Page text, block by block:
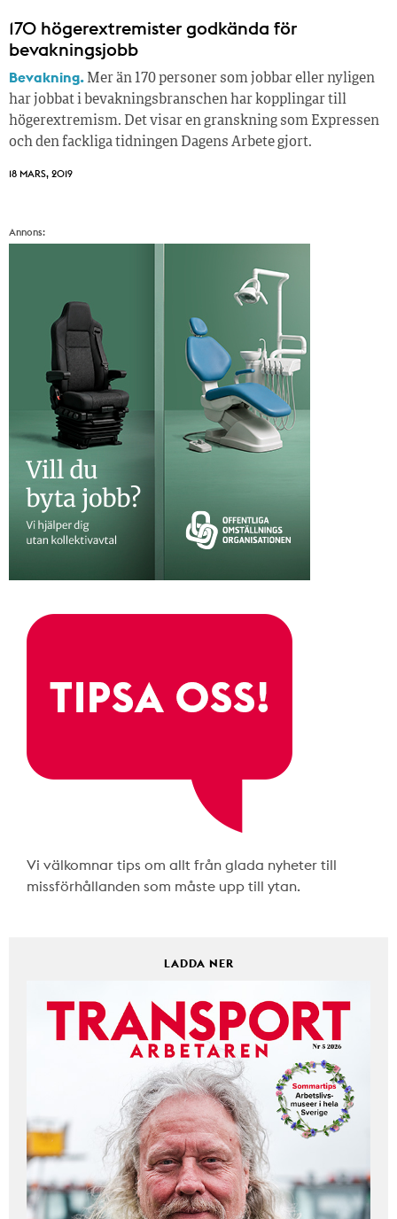
170 högerextremister godkända för
bevakningsjobb
Bevakning. Mer än 170 personer som jobbar eller nyligen
har jobbat i bevakningsbranschen har kopplingar till
högerextremism. Det visar en granskning som Expressen
och den fackliga tidningen Dagens Arbete gjort.
18 MARS, 2019
Annons:
Vi välkomnar tips om allt från glada nyheter till
missförhållanden som måste upp till ytan.
LADDA NER